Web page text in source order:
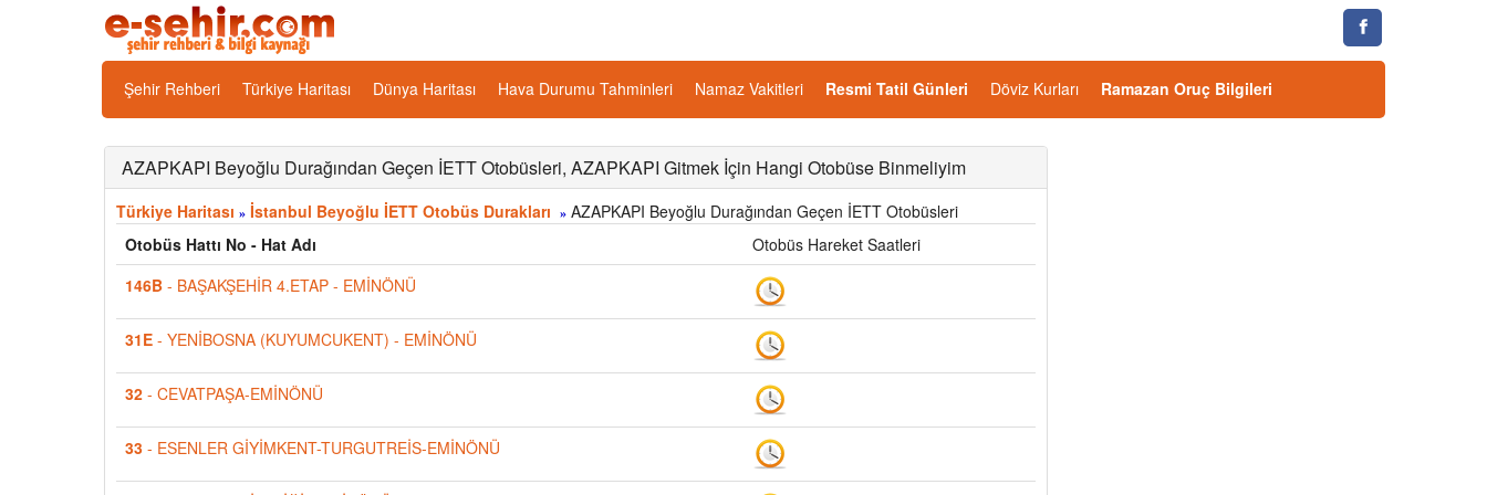
Şehir Rehberi Türkiye Haritası Dünya Haritası Hava Durumu Tahminleri Namaz Vakitleri Resmi Tatil Günleri Döviz Kurları Ramazan Oruç Bilgileri
AZAPKAPI Beyoğlu Durağından Geçen İETT Otobüsleri, AZAPKAPI Gitmek İçin Hangi Otobüse Binmeliyim
Türkiye Haritası » İstanbul Beyoğlu İETT Otobüs Durakları » AZAPKAPI Beyoğlu Durağından Geçen İETT Otobüsleri
Otobüs Hattı No - Hat Adı
Otobüs Hareket Saatleri
146B - BAŞAKŞEHİR 4.ETAP - EMİNÖNÜ
31E - YENİBOSNA (KUYUMCUKENT) - EMİNÖNÜ
32 - CEVATPAŞA-EMİNÖNÜ
33 - ESENLER GİYİMKENT-TURGUTREİS-EMİNÖNÜ